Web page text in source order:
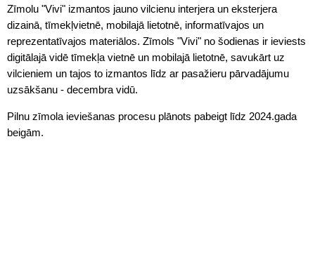
Zīmolu "Vivi" izmantos jauno vilcienu interjera un eksterjera
dizainā, tīmekļvietnē, mobilajā lietotnē, informatīvajos un
reprezentatīvajos materiālos. Zīmols "Vivi" no šodienas ir ieviests
digitālajā vidē tīmekļa vietnē un mobilajā lietotnē, savukārt uz
vilcieniem un tajos to izmantos līdz ar pasažieru pārvadājumu
uzsākšanu - decembra vidū.
Pilnu zīmola ieviešanas procesu plānots pabeigt līdz 2024.gada
beigām.